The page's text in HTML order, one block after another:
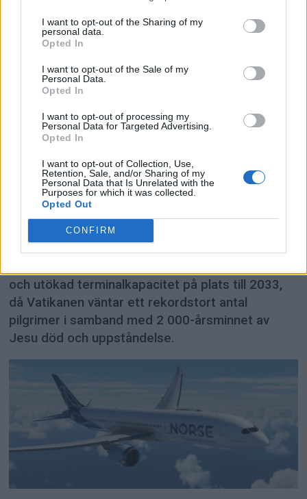
I want to opt-out of the Sharing of my
personal data.
Opted In
I want to opt-out of the Sale of my
Personal Data.
Opted In
I want to opt-out of processing my
Personal Data for Targeted Advertising.
Opted In
I want to opt-out of Collection, Use,
Retention, Sale, and/or Sharing of my
Personal Data that Is Unrelated with the
Purposes for which it was collected.
Opted Out
CONFIRM
Roms flygplats satsar 9
miljarder euro – ska vara
redo för jubileumsåret 2033
Roms huvudflygplats Fiumicino planerar en
investering på 9 miljarder euro för att nästan
och utökad terminalkapacitet på plats till 2033,
då Vatikanen väntar ett rekordstort antal
pilgrimer i samband med 2 000-årsminnet av
Jesu död och uppståndelse.